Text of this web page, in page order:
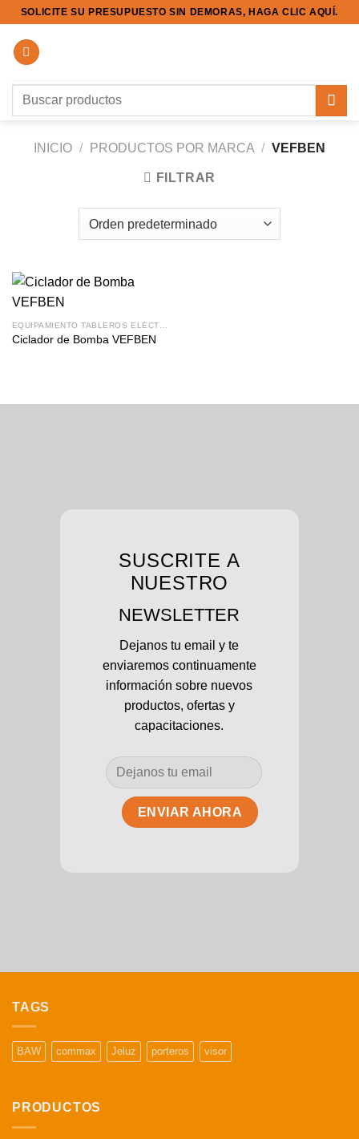
Saltar
contenido
SOLICITE SU PRESUPUESTO SIN DEMORAS, HAGA CLIC AQUÍ.
Buscar
INICIO / PRODUCTOS POR MARCA / VEFBEN
FILTRAR
Ciclador de Bomba VEFBEN
SUSCRITE A
NUESTRO
NEWSLETTER
Dejanos tu email y te
enviaremos continuamente
información sobre nuevos
productos, ofertas y
capacitaciones.
TAGS
BAW commax Jeluz porteros visor
PRODUCTOS